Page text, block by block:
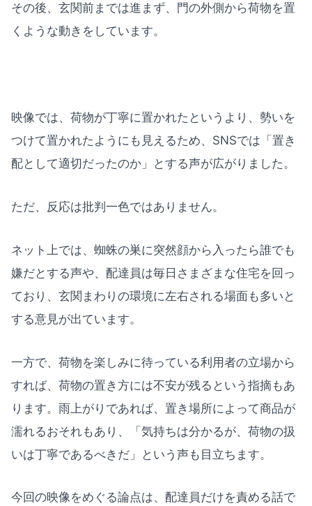
その後、玄関前までは進まず、門の外側から荷物を置
くような動きをしています。
映像では、荷物が丁寧に置かれたというより、勢いを
つけて置かれたようにも見えるため、SNSでは「置き
配として適切だったのか」とする声が広がりました。
ただ、反応は批判一色ではありません。
ネット上では、蜘蛛の巣に突然顔から入ったら誰でも
嫌だとする声や、配達員は毎日さまざまな住宅を回っ
ており、玄関まわりの環境に左右される場面も多いと
する意見が出ています。
一方で、荷物を楽しみに待っている利用者の立場から
すれば、荷物の置き方には不安が残るという指摘もあ
ります。雨上がりであれば、置き場所によって商品が
濡れるおそれもあり、「気持ちは分かるが、荷物の扱
いは丁寧であるべきだ」という声も目立ちます。
今回の映像をめぐる論点は、配達員だけを責める話で